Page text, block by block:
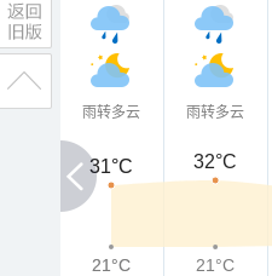
雨转多云 雨转多云
31°C
31°C 32°C
21°C
21°C 21°C